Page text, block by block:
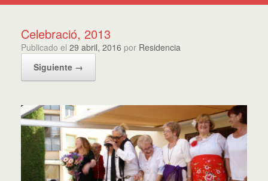
Celebració, 2013
Publicado el 29 abril, 2016 por Residencia
Siguiente →